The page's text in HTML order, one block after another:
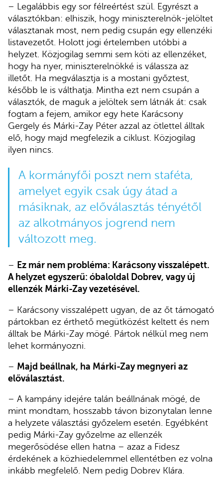
– Legalábbis egy sor félreértést szül. Egyrészt a
választókban: elhiszik, hogy miniszterelnök-jelöltet
választanak most, nem pedig csupán egy ellenzéki
listavezetőt. Holott jogi értelemben utóbbi a
helyzet. Közjogilag semmi sem köti az ellenzéket,
hogy ha nyer, miniszterelnökké is válassza az
illetőt. Ha megválasztja is a mostani győztest,
később le is válthatja. Mintha ezt nem csupán a
választók, de maguk a jelöltek sem látnák át: csak
fogtam a fejem, amikor egy hete Karácsony
Gergely és Márki-Zay Péter azzal az ötlettel álltak
elő, hogy majd megfelezik a ciklust. Közjogilag
ilyen nincs.
A kormányfői poszt nem staféta,
amelyet egyik csak úgy átad a
másiknak, az előválasztás tényétől
az alkotmányos jogrend nem
változott meg.
– Ez már nem probléma: Karácsony visszalépett.
A helyzet egyszerű: óbaloldal Dobrev, vagy új
ellenzék Márki-Zay vezetésével.
– Karácsony visszalépett ugyan, de az őt támogató
pártokban ez érthető megütközést keltett és nem
álltak be Márki-Zay mögé. Pártok nélkül meg nem
lehet kormányozni.
– Majd beállnak, ha Márki-Zay megnyeri az
előválasztást.
– A kampány idejére talán beállnának mögé, de
mint mondtam, hosszabb távon bizonytalan lenne
a helyzete választási győzelem esetén. Egyébként
pedig Márki-Zay győzelme az ellenzék
megerősödése ellen hatna – azaz a Fidesz
érdekének a közhiedelemmel ellentétben ez volna
inkább megfelelő. Nem pedig Dobrev Klára.